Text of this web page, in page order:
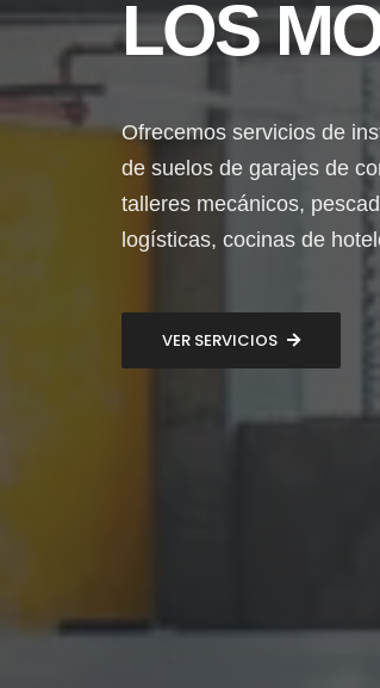
LOS
Ofrecemos servicios de
de suelos de garajes de
talleres mecánicos,
logísticas, cocinas de
VER SERVICIOS